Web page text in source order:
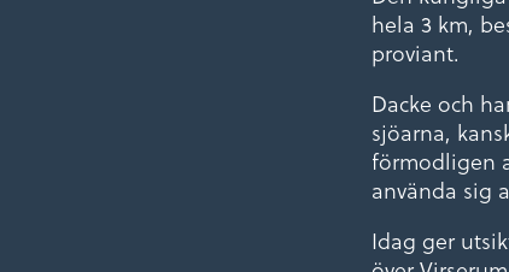
hela 3 km,
proviant.
Dacke och
sjöarna,
förmodligen
använda sig
Idag ger